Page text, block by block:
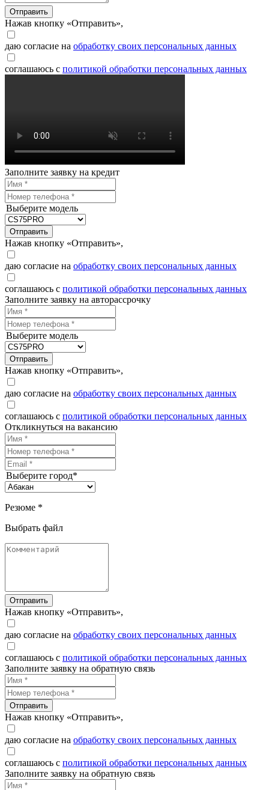
Отправить
Нажав кнопку «Отправить»,
даю согласие на обработку своих персональных данных
соглашаюсь с политикой обработки персональных данных
Заполните заявку на кредит
Выберите модель
Отправить
Нажав кнопку «Отправить»,
даю согласие на обработку своих персональных данных
соглашаюсь с политикой обработки персональных данных
Заполните заявку на авторассрочку
Выберите модель
Отправить
Нажав кнопку «Отправить»,
даю согласие на обработку своих персональных данных
соглашаюсь с политикой обработки персональных данных
Откликнуться на вакансию
Выберите город*
Резюме *
Выбрать файл
Отправить
Нажав кнопку «Отправить»,
даю согласие на обработку своих персональных данных
соглашаюсь с политикой обработки персональных данных
Заполните заявку на обратную связь
Отправить
Нажав кнопку «Отправить»,
даю согласие на обработку своих персональных данных
соглашаюсь с политикой обработки персональных данных
Заполните заявку на обратную связь